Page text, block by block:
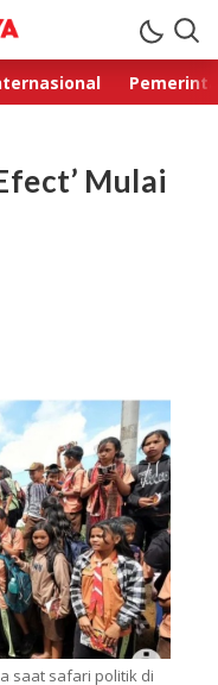
Mulai
saat safari politik di